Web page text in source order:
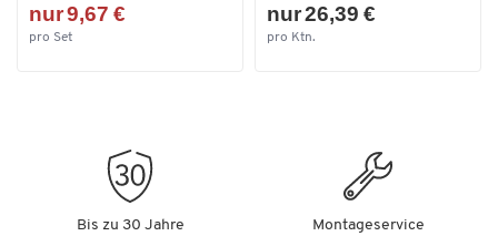
nur 9,67 €
pro Set
nur 26,39 €
pro Ktn.
Bis zu 30 Jahre
Montageservice